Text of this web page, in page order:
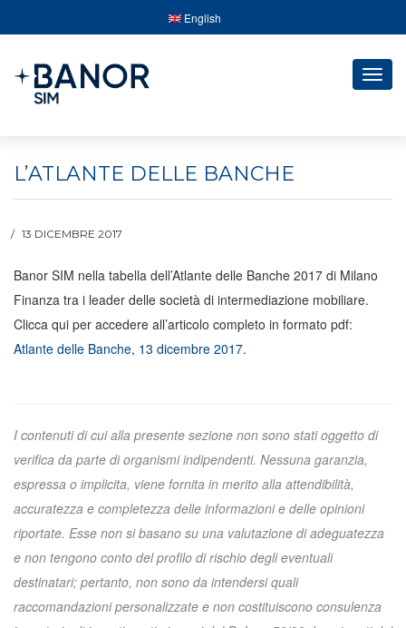
English
L’ATLANTE DELLE BANCHE
13 DICEMBRE 2017
Banor SIM nella tabella dell’Atlante delle Banche 2017 di Milano
Finanza tra i leader delle società di intermediazione mobiliare.
Clicca qui per accedere all’articolo completo in formato pdf:
Atlante delle Banche, 13 dicembre 2017.
I contenuti di cui alla presente sezione non sono stati oggetto di
verifica da parte di organismi indipendenti. Nessuna garanzia,
espressa o implicita, viene fornita in merito alla attendibilità,
accuratezza e completezza delle informazioni e delle opinioni
riportate. Esse non si basano su una valutazione di adeguatezza
e non tengono conto del profilo di rischio degli eventuali
destinatari; pertanto, non sono da intendersi quali
raccomandazioni personalizzate e non costituiscono consulenza